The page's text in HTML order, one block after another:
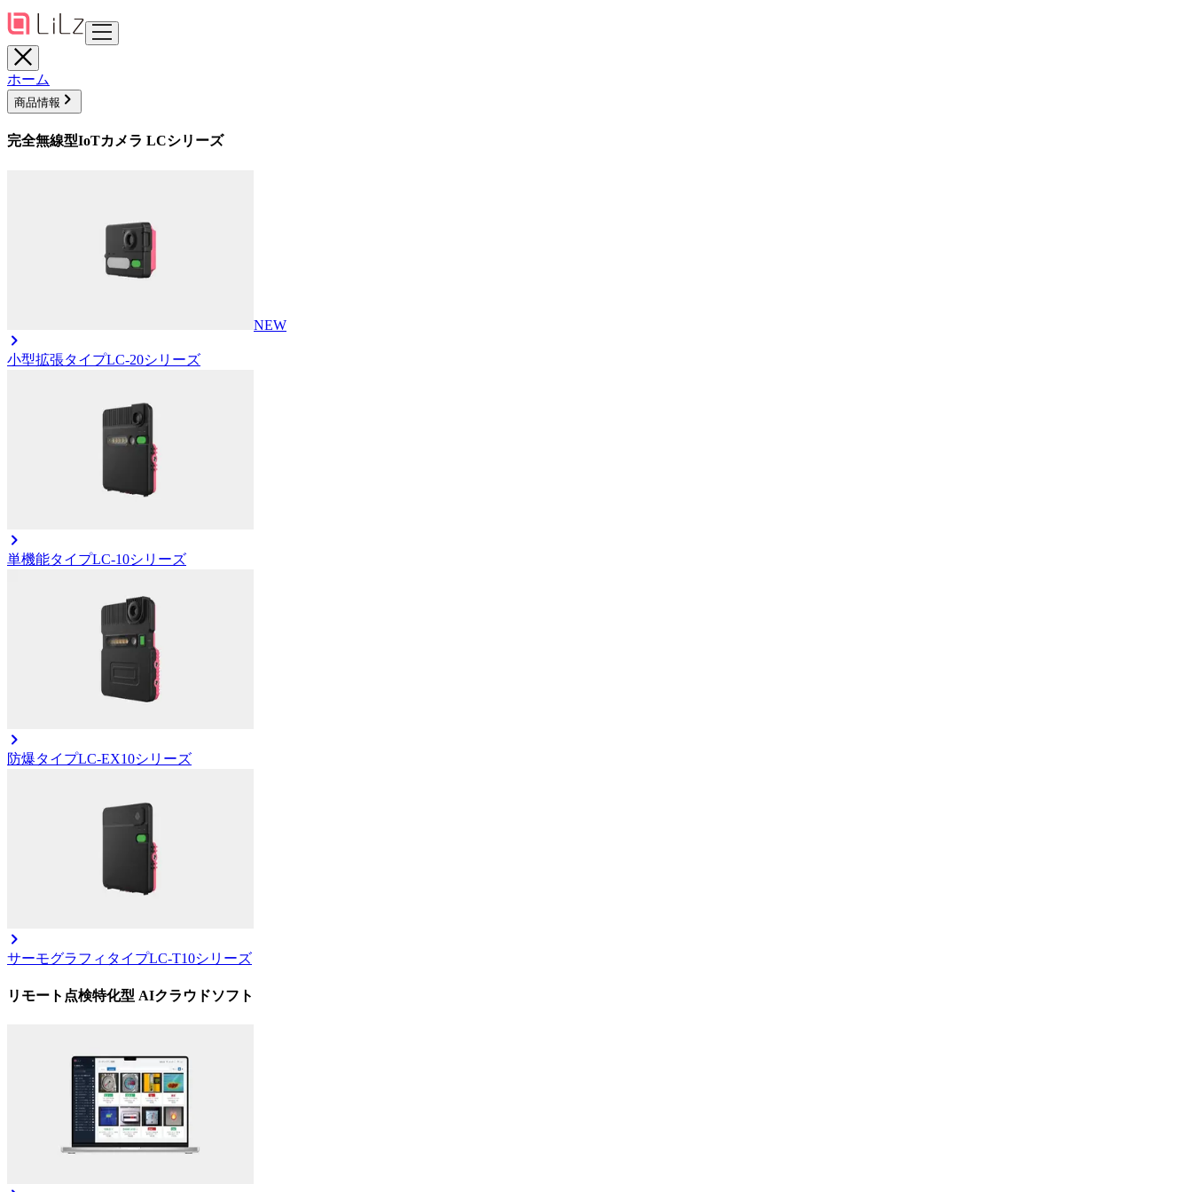
ホーム
商品情報
完全無線型IoTカメラ LCシリーズ
NEW
小型拡張タイプLC-20シリーズ
単機能タイプLC-10シリーズ
防爆タイプLC-EX10シリーズ
サーモグラフィタイプLC-T10シリーズ
リモート点検特化型 AIクラウドソフト